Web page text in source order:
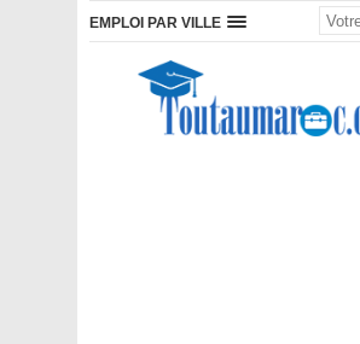
EMPLOI PAR VILLE